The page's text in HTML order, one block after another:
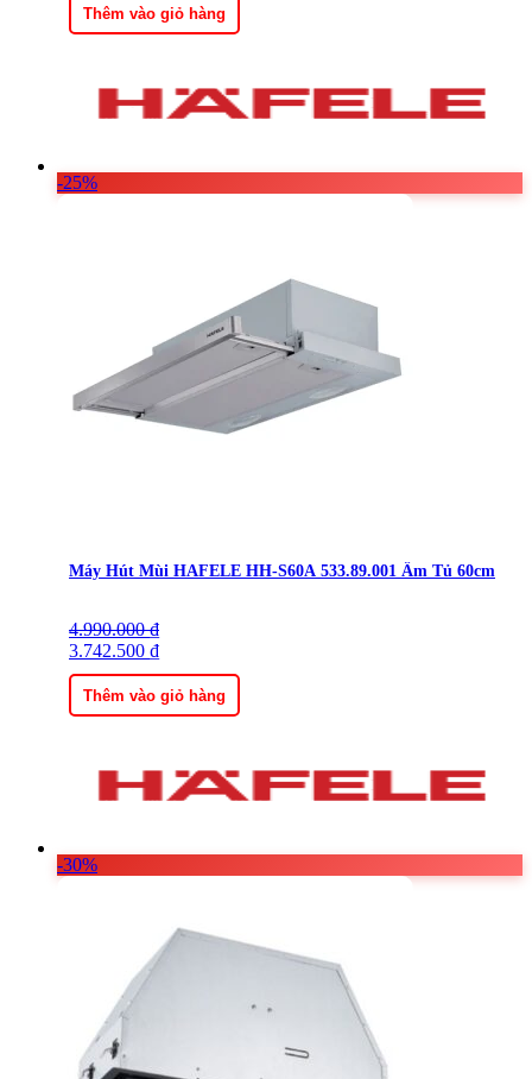
4.939.000 ₫.
là:
3.704.250 ₫.
Thêm vào giỏ hàng
-25%
Máy Hút Mùi HAFELE HH-S60A 533.89.001 Âm Tủ 60cm
4.990.000₫
Giá
gốc
là:
4.990.000 ₫.
3.742.500 ₫
Giá
hiện
tại
là:
3.742.500 ₫.
Thêm vào giỏ hàng
-30%